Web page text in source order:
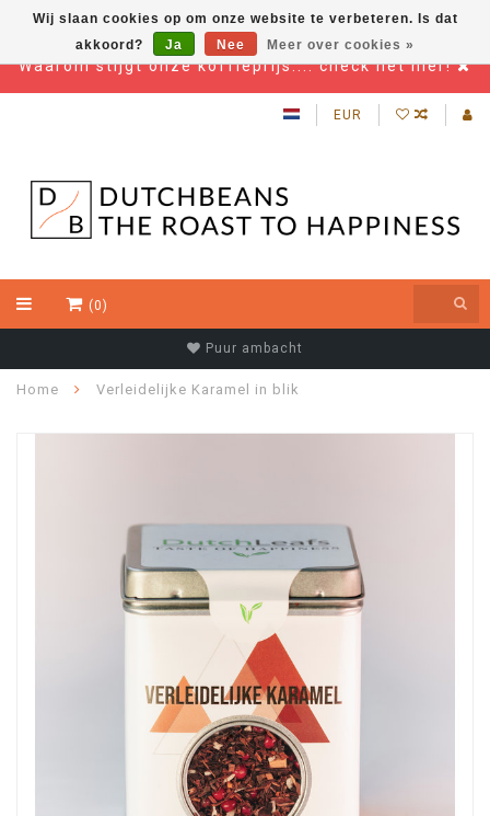
Waarom stijgt onze koffieprijs.... check het hier!
EUR
(0)
Puur ambacht
Home Verleidelijke Karamel in blik
Wij slaan cookies op om onze website te verbeteren. Is dat
akkoord?
Ja Nee Meer over cookies »